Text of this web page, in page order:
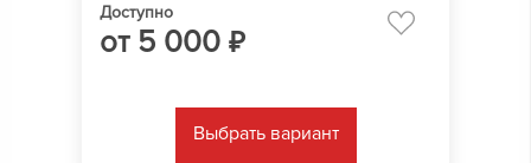
Доступно
от 5 000 ₽
Выбрать вариант